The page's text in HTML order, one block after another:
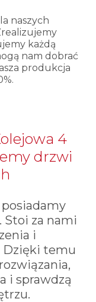
naszych
każdą
nam dobrać
produkcja
4
drzwi
za nami
i
Dzięki temu
i sprawdzą